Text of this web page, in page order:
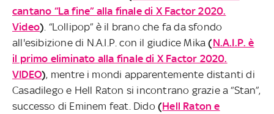
cantano “La fine” alla finale di X Factor 2020.
Video) . “Lollipop” è il brano che fa da sfondo
all'esibizione di N.A.I.P. con il giudice Mika(N.A.I.P. è
il primo eliminato alla finale di X Factor 2020.
VIDEO), mentre i mondi apparentemente distanti di
Casadilego e Hell Raton si incontrano grazie a “Stan”,
successo di Eminem feat. Dido (Hell Raton e